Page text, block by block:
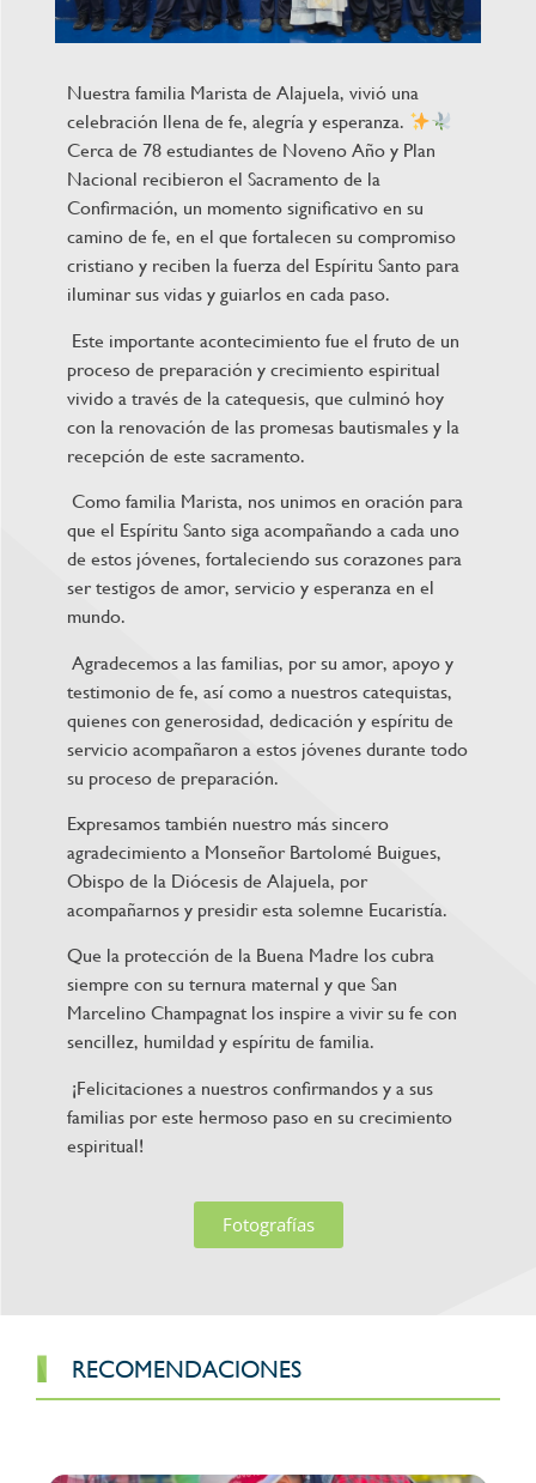
Nuestra familia Marista de Alajuela, vivió una
celebración llena de fe, alegría y esperanza.
Cerca de 78 estudiantes de Noveno Año y Plan
Nacional recibieron el Sacramento de la
Confirmación, un momento significativo en su
camino de fe, en el que fortalecen su compromiso
cristiano y reciben la fuerza del Espíritu Santo para
iluminar sus vidas y guiarlos en cada paso.
Este importante acontecimiento fue el fruto de un
proceso de preparación y crecimiento espiritual
vivido a través de la catequesis, que culminó hoy
con la renovación de las promesas bautismales y la
recepción de este sacramento.
Como familia Marista, nos unimos en oración para
que el Espíritu Santo siga acompañando a cada uno
de estos jóvenes, fortaleciendo sus corazones para
ser testigos de amor, servicio y esperanza en el
mundo.
Agradecemos a las familias, por su amor, apoyo y
testimonio de fe, así como a nuestros catequistas,
quienes con generosidad, dedicación y espíritu de
servicio acompañaron a estos jóvenes durante todo
su proceso de preparación.
Expresamos también nuestro más sincero
agradecimiento a Monseñor Bartolomé Buigues,
Obispo de la Diócesis de Alajuela, por
acompañarnos y presidir esta solemne Eucaristía.
Que la protección de la Buena Madre los cubra
siempre con su ternura maternal y que San
Marcelino Champagnat los inspire a vivir su fe con
sencillez, humildad y espíritu de familia.
¡Felicitaciones a nuestros confirmandos y a sus
familias por este hermoso paso en su crecimiento
espiritual!
Fotografías
RECOMENDACIONES